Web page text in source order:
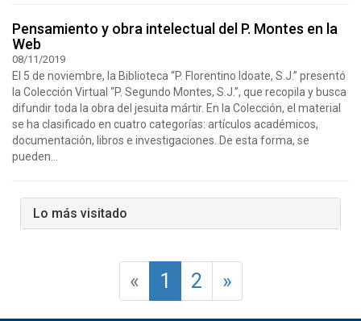
Pensamiento y obra intelectual del P. Montes en la
Web
08/11/2019
El 5 de noviembre, la Biblioteca “P. Florentino Idoate, S.J.” presentó
la Colección Virtual “P. Segundo Montes, S.J.”, que recopila y busca
difundir toda la obra del jesuita mártir. En la Colección, el material
se ha clasificado en cuatro categorías: artículos académicos,
documentación, libros e investigaciones. De esta forma, se
pueden...
Lo más visitado
« 1 2 »